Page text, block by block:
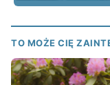
TO MOŻE CIĘ